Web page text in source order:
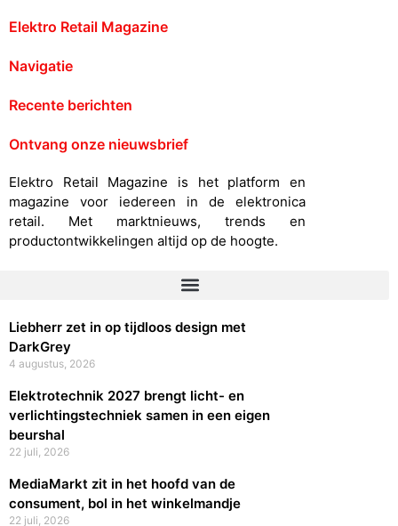
Elektro Retail Magazine
Navigatie
Recente berichten
Ontvang onze nieuwsbrief
Elektro Retail Magazine is het platform en
magazine voor iedereen in de elektronica
retail. Met marktnieuws, trends en
productontwikkelingen altijd op de hoogte.
Liebherr zet in op tijdloos design met
DarkGrey
4 augustus, 2026
Elektrotechnik 2027 brengt licht- en
verlichtingstechniek samen in een eigen
beurshal
22 juli, 2026
MediaMarkt zit in het hoofd van de
consument, bol in het winkelmandje
22 juli, 2026